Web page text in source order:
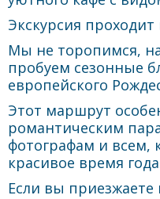
Экскурсия
Мы не торопимся,
пробуем сезонные
европейского
Этот маршрут
романтическим
фотографам и всем,
красивое время
Если вы приезжаете